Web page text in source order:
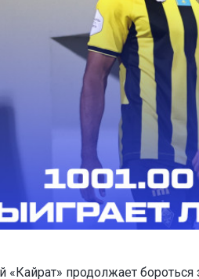
«Кайрат» продолжает